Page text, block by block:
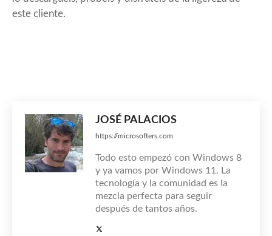
este cliente.
JOSÉ PALACIOS
https://microsofters.com
Todo esto empezó con Windows 8
y ya vamos por Windows 11. La
tecnología y la comunidad es la
mezcla perfecta para seguir
después de tantos años.